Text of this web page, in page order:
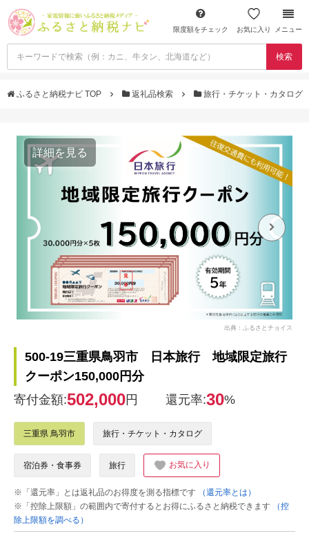
限度額をチェック お気に入り メニュー
検索
ふるさと納税ナビ TOP 返礼品検索 旅行・チケット・カタログ
詳細を見る
出典：ふるさとチョイス
500-19三重県鳥羽市 日本旅行 地域限定旅行
クーポン150,000円分
寄付金額:502,000円 還元率:30%
三重県 鳥羽市 旅行・チケット・カタログ
宿泊券・食事券 旅行 お気に入り
※「還元率」とは返礼品のお得度を測る指標です
（還元率とは）
※「控除上限額」の範囲内で寄付するとお得にふるさと納税できます
（控
除上限額を調べる）